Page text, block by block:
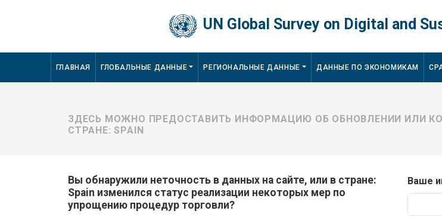
UN Global Survey on Digital and
Main navigation
ГЛАВНАЯ ГЛОБАЛЬНЫЕ ДАННЫЕ РЕГИОНАЛЬНЫЕ ДАННЫЕ ДАННЫЕ ПО ЭКОНОМИКАМ
ЗДЕСЬ МОЖНО ПРЕДОСТАВИТЬ ИНФОРМАЦИЮ ОБ ОБНОВЛЕНИИ ИЛИ
СТРАНЕ: SPAIN
Вы обнаружили неточность в данных на сайте, или в стране:
Spain изменился статус реализации некоторых мер по
упрощению процедур торговли?
Ваше